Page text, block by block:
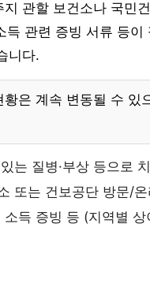
관할 보건소나 국민
득 관련 증빙 서류 등
니다.
황은 계속 변동될 수
는 질병·부상 등으로
또는 건보공단 방문/
소득 증빙 등 (지역별 상